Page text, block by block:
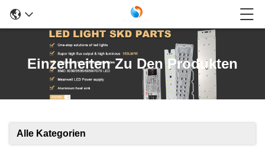
Einzelheiten Zu Den Produkten
Alle Kategorien